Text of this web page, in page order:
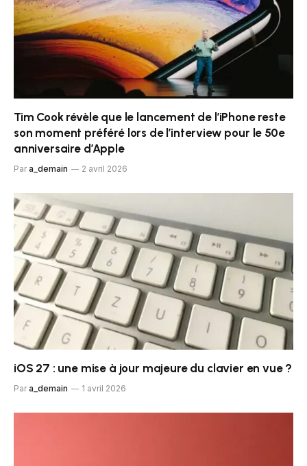
Tim Cook révèle que le lancement de l’iPhone reste
son moment préféré lors de l’interview pour le 50e
anniversaire d’Apple
Par a_demain 2 avril 2026
iOS 27 : une mise à jour majeure du clavier en vue ?
Par a_demain 1 avril 2026